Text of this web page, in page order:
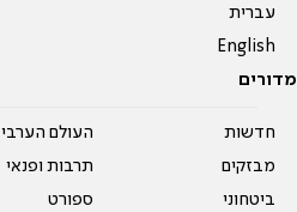
עברית
English
מדורים
חדשות
מבזקים
ביטחוני
העולם הערבי
תרבות ופנאי
ספורט